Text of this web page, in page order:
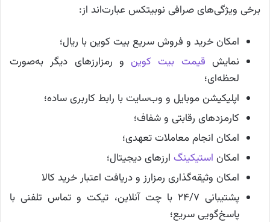
برخی ویژگی‌های صرافی نوبیتکس عبارت‌اند از:
امکان خرید و فروش سریع بیت کوین با ریال؛
نمایش قیمت بیت کوینو رمزارزهای دیگر به‌صورت
لحظه‌ای؛
اپلیکیشن موبایل و وب‌سایت با رابط کاربری ساده؛
کارمزدهای رقابتی و شفاف؛
امکان انجام معاملات تعهدی؛
امکان استیکینگ ارزهای دیجیتال؛
امکان وثیقه‌گذاری رمزارز و دریافت اعتبار خرید کالا
پشتیبانی ۲۴/۷ با چت آنلاین، تیکت و تماس تلفنی با
پاسخ‌گویی سریع؛